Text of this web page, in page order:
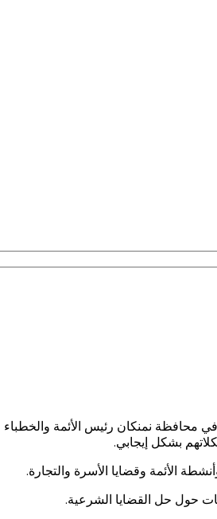
اوزبكستان في محافظة نمنكان رئيس
بشكل إيجابي.
الأئمة وقضايا الأسرة والتجارة.
حول حل القضايا الشرعية.